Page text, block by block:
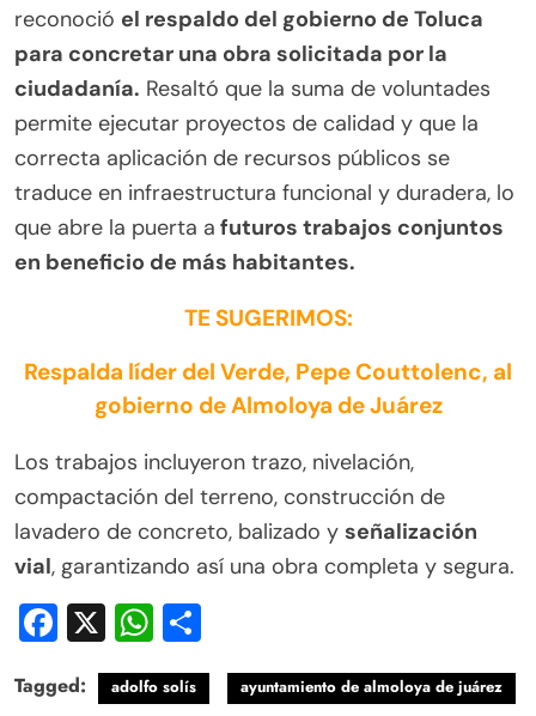
reconoció el respaldo del gobierno de Toluca
para concretar una obra solicitada por la
ciudadanía. Resaltó que la suma de voluntades
permite ejecutar proyectos de calidad y que la
correcta aplicación de recursos públicos se
traduce en infraestructura funcional y duradera, lo
que abre la puerta a futuros trabajos conjuntos
en beneficio de más habitantes.
TE SUGERIMOS:
Respalda líder del Verde, Pepe Couttolenc, al
gobierno de Almoloya de Juárez
Los trabajos incluyeron trazo, nivelación,
compactación del terreno, construcción de
lavadero de concreto, balizado y señalización
vial, garantizando así una obra completa y segura.
Facebook
X WhatsApp
Tagged: adolfo solís
ayuntamiento de almoloya de juárez